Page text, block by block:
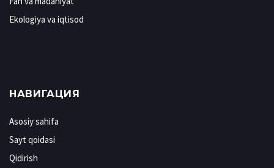
Ekologiya va iqtisod
НАВИГАЦИЯ
Asosiy sahifa
Sayt qoidasi
Qidirish